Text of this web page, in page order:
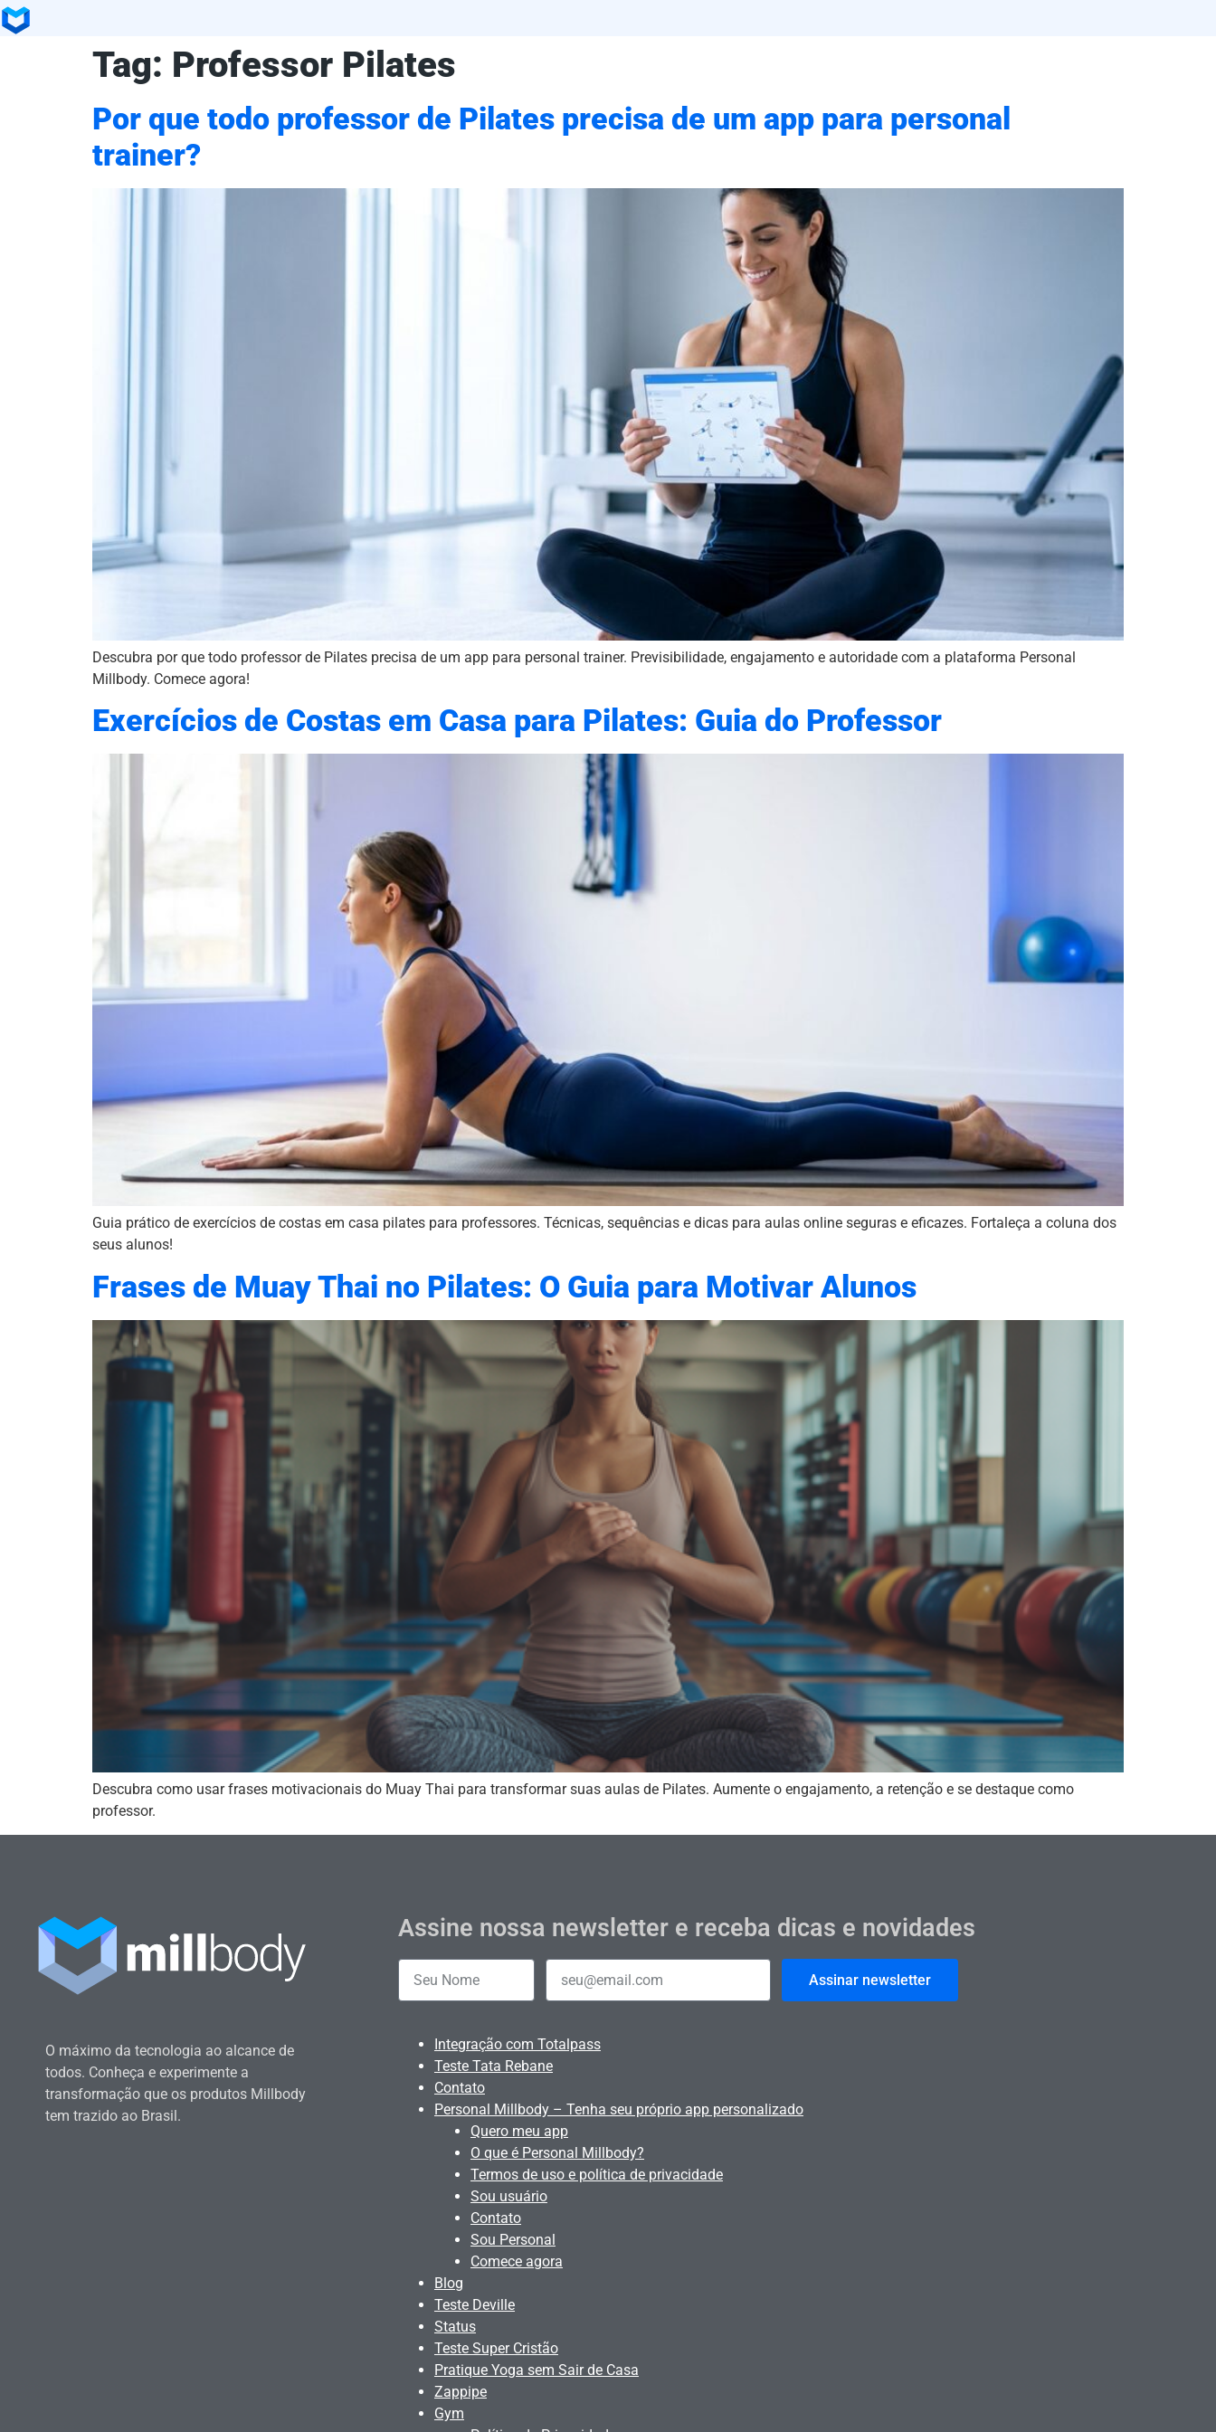
Tag: Professor Pilates
Por que todo professor de Pilates precisa de um app para personal
trainer?
Descubra por que todo professor de Pilates precisa de um app para personal trainer. Previsibilidade, engajamento e autoridade com a plataforma Personal
Millbody. Comece agora!
Exercícios de Costas em Casa para Pilates: Guia do Professor
Guia prático de exercícios de costas em casa pilates para professores. Técnicas, sequências e dicas para aulas online seguras e eficazes. Fortaleça a coluna dos
seus alunos!
Frases de Muay Thai no Pilates: O Guia para Motivar Alunos
Descubra como usar frases motivacionais do Muay Thai para transformar suas aulas de Pilates. Aumente o engajamento, a retenção e se destaque como
professor.
O máximo da tecnologia ao alcance de
todos. Conheça e experimente a
transformação que os produtos Millbody
tem trazido ao Brasil.
Assine nossa newsletter e receba dicas e novidades
Assinar newsletter
Integração com Totalpass
Teste Tata Rebane
Contato
Personal Millbody – Tenha seu próprio app personalizado
Quero meu app
O que é Personal Millbody?
Termos de uso e política de privacidade
Sou usuário
Contato
Sou Personal
Comece agora
Blog
Teste Deville
Status
Teste Super Cristão
Pratique Yoga sem Sair de Casa
Zappipe
Gym